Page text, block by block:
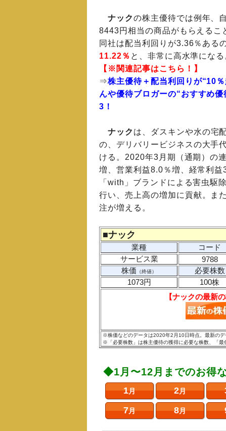
ナックの株主優待では例年、
8443円相当の商品がもらえるこ
同社は配当利回りが3.36％ある
11.22％ と、非常に高水準になる
【※関連記事はこちら！】
⇒株主優待＋配当利回りが“10
んや優待ブロガーの“おすすめ
3！
ナック は
、ダスキンや水の宅
の、デリバリービジネスの大手
ける。2020年3月期（通期）の
増、営業利益8.0％増、経常利
「with」ブランドによる害虫駆
行い、売上高の増加に貢献。ま
注が増える。
■ナック
業種 コード
サービス業
9788
株価 （終値） 必要株数
1073円
100株
【ナックの最新
※株価などのデータは2020年2月10日時点。最新のデ
※「必要株数」は株主優待の獲得に必要な株数、「最
◆1月〜12月までのお得
1月 2月
7月 8月